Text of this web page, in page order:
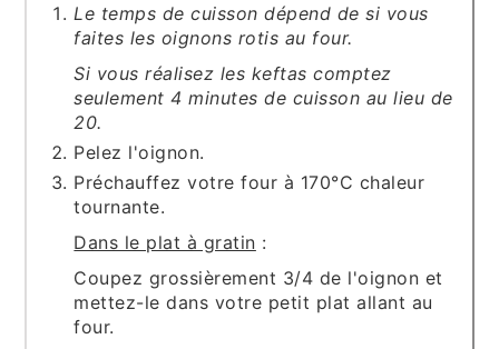
Le temps de cuisson dépend de si vous
faites les oignons rotis au four.
Si vous réalisez les keftas comptez
seulement 4 minutes de cuisson au lieu de
20.
Pelez l'oignon.
Préchauffez votre four à 170°C chaleur
tournante.
Dans le plat à gratin :
Coupez grossièrement 3/4 de l'oignon et
mettez-le dans votre petit plat allant au
four.